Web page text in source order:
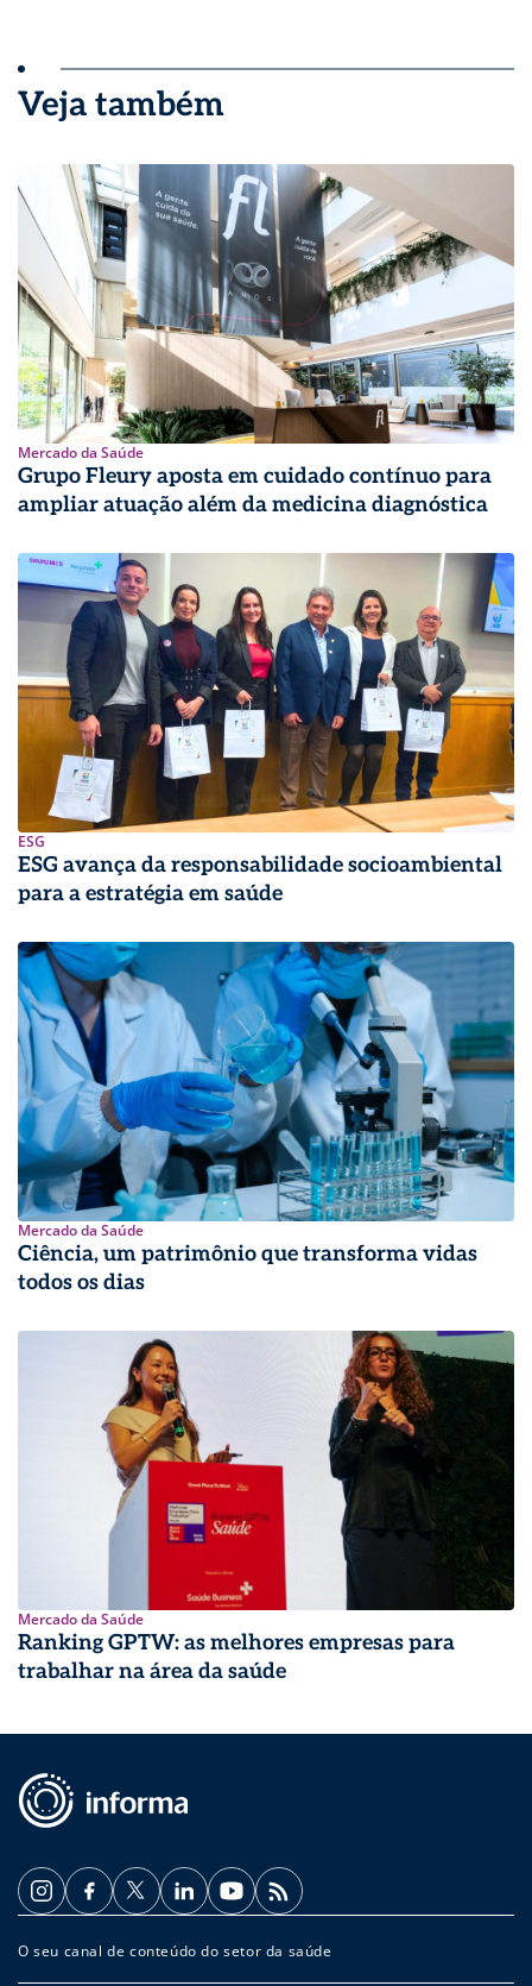
Veja também
Mercado da Saúde
Grupo Fleury aposta em cuidado contínuo para
ampliar atuação além da medicina diagnóstica
ESG
ESG avança da responsabilidade socioambiental
para a estratégia em saúde
Mercado da Saúde
Ciência, um patrimônio que transforma vidas
todos os dias
Mercado da Saúde
Ranking GPTW: as melhores empresas para
trabalhar na área da saúde
O seu canal de conteúdo do setor da saúde